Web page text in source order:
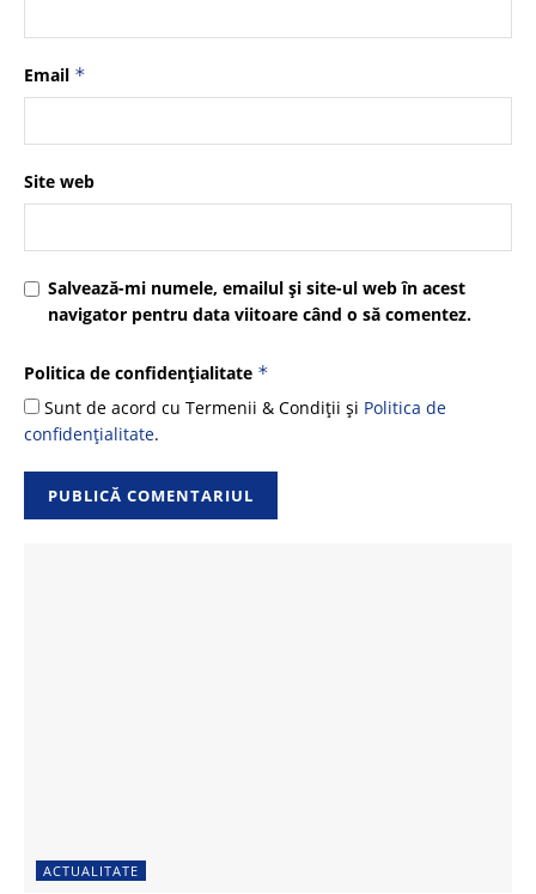
Email *
Site web
Salvează-mi numele, emailul și site-ul web în acest
navigator pentru data viitoare când o să comentez.
Politica de confidențialitate *
Sunt de acord cu Termenii & Condiții și Politica de
confidențialitate.
ACTUALITATE